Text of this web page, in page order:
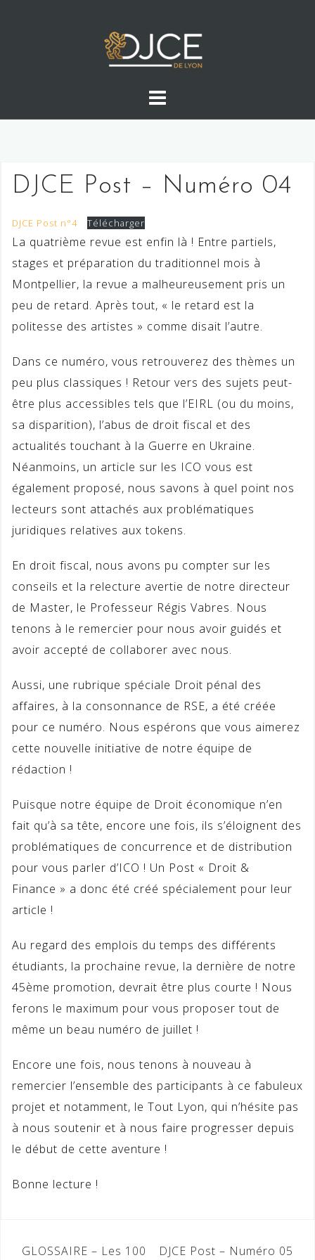
DJCE Post – Numéro 04
DJCE Post n°4 Télécharger
La quatrième revue est enfin là ! Entre partiels,
stages et préparation du traditionnel mois à
Montpellier, la revue a malheureusement pris un
peu de retard. Après tout, « le retard est la
politesse des artistes » comme disait l’autre.
Dans ce numéro, vous retrouverez des thèmes un
peu plus classiques ! Retour vers des sujets peut-
être plus accessibles tels que l’EIRL (ou du moins,
sa disparition), l’abus de droit fiscal et des
actualités touchant à la Guerre en Ukraine.
Néanmoins, un article sur les ICO vous est
également proposé, nous savons à quel point nos
lecteurs sont attachés aux problématiques
juridiques relatives aux tokens.
En droit fiscal, nous avons pu compter sur les
conseils et la relecture avertie de notre directeur
de Master, le Professeur Régis Vabres. Nous
tenons à le remercier pour nous avoir guidés et
avoir accepté de collaborer avec nous.
Aussi, une rubrique spéciale Droit pénal des
affaires, à la consonnance de RSE, a été créée
pour ce numéro. Nous espérons que vous aimerez
cette nouvelle initiative de notre équipe de
rédaction !
Puisque notre équipe de Droit économique n’en
fait qu’à sa tête, encore une fois, ils s’éloignent des
problématiques de concurrence et de distribution
pour vous parler d’ICO ! Un Post « Droit &
Finance » a donc été créé spécialement pour leur
article !
Au regard des emplois du temps des différents
étudiants, la prochaine revue, la dernière de notre
45ème promotion, devrait être plus courte ! Nous
ferons le maximum pour vous proposer tout de
même un beau numéro de juillet !
Encore une fois, nous tenons à nouveau à
remercier l’ensemble des participants à ce fabuleux
projet et notamment, le Tout Lyon, qui n’hésite pas
à nous soutenir et à nous faire progresser depuis
le début de cette aventure !
Bonne lecture !
Navigation
GLOSSAIRE – Les 100
DJCE Post – Numéro 05